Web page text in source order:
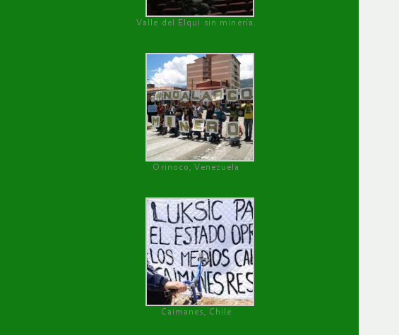
Valle del Elqui sin minería.
Orinoco, Venezuela
Caimanes, Chile